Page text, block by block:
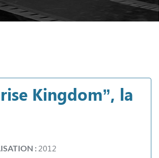
Kingdom”, la
:2012